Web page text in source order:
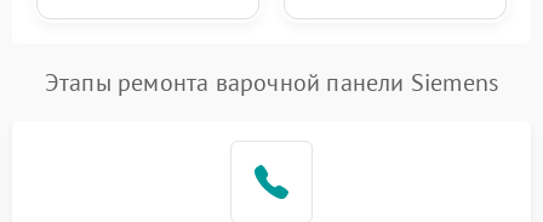
Этапы ремонта варочной панели Siemens